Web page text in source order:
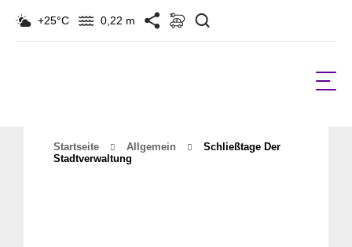
+25°C 0,22 m
Startseite Allgemein
Schließtage Der
Stadtverwaltung